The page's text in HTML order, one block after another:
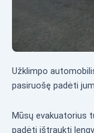
Užklimpo
pasiruošę padėti
Mūsų evakuatorius
padėti ištraukti